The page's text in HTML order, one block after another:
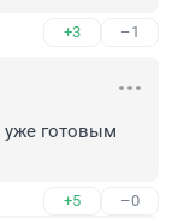
+3 –1
уже готовым
+5 –0